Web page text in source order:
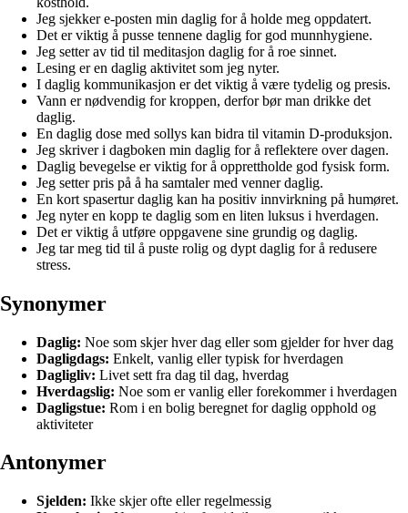
Jeg sjekker e-posten min daglig for å holde meg oppdatert.
Det er viktig å pusse tennene daglig for god munnhygiene.
Jeg setter av tid til meditasjon daglig for å roe sinnet.
Lesing er en daglig aktivitet som jeg nyter.
I daglig kommunikasjon er det viktig å være tydelig og presis.
Vann er nødvendig for kroppen, derfor bør man drikke det
daglig.
En daglig dose med sollys kan bidra til vitamin D-produksjon.
Jeg skriver i dagboken min daglig for å reflektere over dagen.
Daglig bevegelse er viktig for å opprettholde god fysisk form.
Jeg setter pris på å ha samtaler med venner daglig.
En kort spasertur daglig kan ha positiv innvirkning på humøret.
Jeg nyter en kopp te daglig som en liten luksus i hverdagen.
Det er viktig å utføre oppgavene sine grundig og daglig.
Jeg tar meg tid til å puste rolig og dypt daglig for å redusere
stress.
Synonymer
Daglig: Noe som skjer hver dag eller som gjelder for hver dag
Dagligdags: Enkelt, vanlig eller typisk for hverdagen
Dagligliv: Livet sett fra dag til dag, hverdag
Hverdagslig: Noe som er vanlig eller forekommer i hverdagen
Dagligstue: Rom i en bolig beregnet for daglig opphold og
aktiviteter
Antonymer
Sjelden: Ikke skjer ofte eller regelmessig